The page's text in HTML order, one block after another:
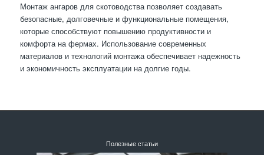
Монтаж ангаров для скотоводства позволяет создавать
безопасные, долговечные и функциональные помещения,
которые способствуют повышению продуктивности и
комфорта на фермах. Использование современных
материалов и технологий монтажа обеспечивает надежность
и экономичность эксплуатации на долгие годы.
Полезные статьи